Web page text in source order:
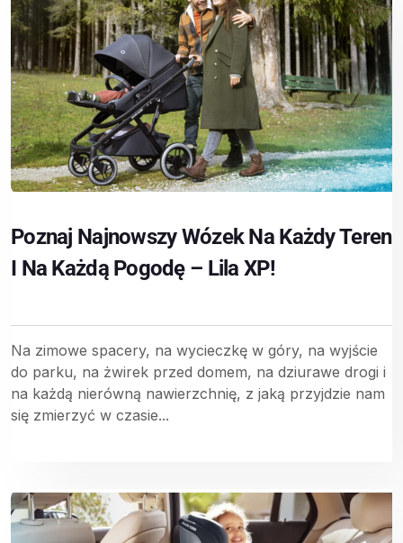
Poznaj Najnowszy Wózek Na Każdy Teren
I Na Każdą Pogodę – Lila XP!
Na zimowe spacery, na wycieczkę w góry, na wyjście
do parku, na żwirek przed domem, na dziurawe drogi i
na każdą nierówną nawierzchnię, z jaką przyjdzie nam
się zmierzyć w czasie...